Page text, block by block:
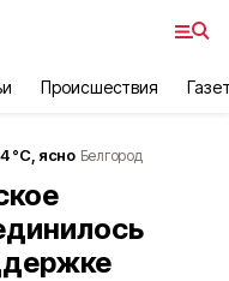
Происшествия
°С, ясно Белгород